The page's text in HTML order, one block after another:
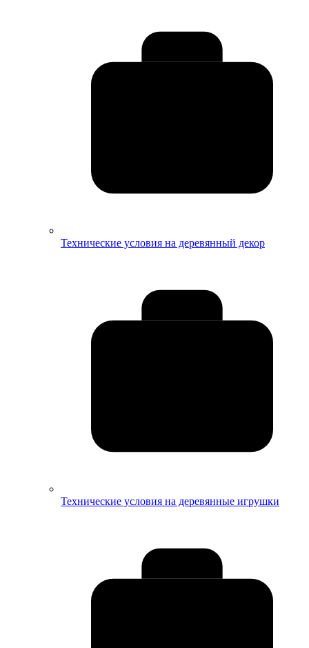
Технические условия на деревянный декор
Технические условия на деревянные игрушки